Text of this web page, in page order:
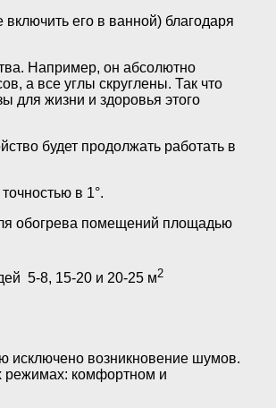
его в ванной) благодаря
Например, он абсолютно
а все углы скруглены. Так что
для жизни и здоровья этого
будет продолжать работать в
в 1°.
обогрева помещений площадью
5-8, 15-20 и 20-25 м2
исключено возникновение шумов.
режимах: комфортном и